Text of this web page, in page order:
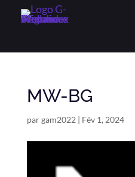
MW-BG
pargam2022 | Fév 1, 2024